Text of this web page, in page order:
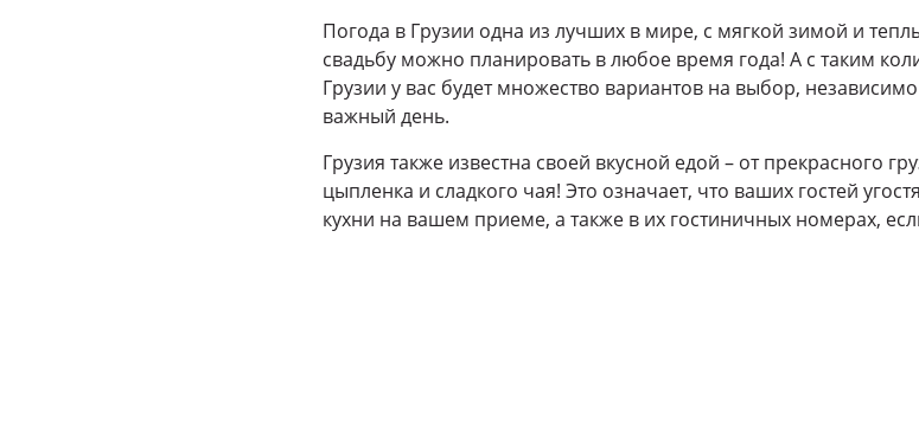
Погода в Грузии одна из лучших в мире, с мягкой зимой и
свадьбу можно планировать в любое время года! А с таким
Грузии у вас будет множество вариантов на выбор,
важный день.
Грузия также известна своей вкусной едой – от прекрасного
цыпленка и сладкого чая! Это означает, что ваших гостей
кухни на вашем приеме, а также в их гостиничных номерах,